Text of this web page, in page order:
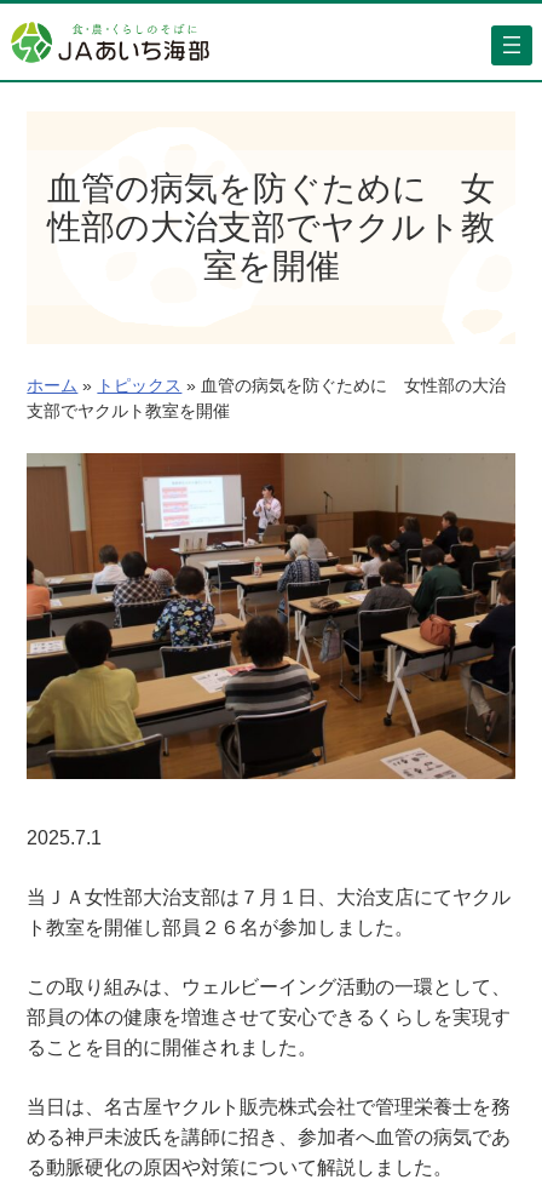
容
を
血管の病気を防ぐために 女
性部の大治支部でヤクルト教
室を開催
ホーム » トピックス » 血管の病気を防ぐために 女性部の大治
支部でヤクルト教室を開催
2025.7.1
当ＪＡ女性部大治支部は７月１日、大治支店にてヤクル
ト教室を開催し部員２６名が参加しました。
この取り組みは、ウェルビーイング活動の一環として、
部員の体の健康を増進させて安心できるくらしを実現す
ることを目的に開催されました。
当日は、名古屋ヤクルト販売株式会社で管理栄養士を務
める神戸未波氏を講師に招き、参加者へ血管の病気であ
る動脈硬化の原因や対策について解説しました。